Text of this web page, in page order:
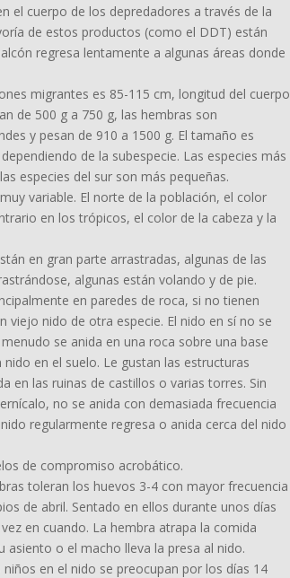
el cuerpo de los depredadores a través de la
de estos productos (como el DDT) están
regresa lentamente a algunas áreas donde
migrantes es 85-115 cm, longitud del cuerpo
de 500 g a 750 g, las hembras son
y pesan de 910 a 1500 g. El tamaño es
de la subespecie. Las especies más
especies del sur son más pequeñas.
variable. El norte de la población, el color
en los trópicos, el color de la cabeza y la
en gran parte arrastradas, algunas de las
algunas están volando y de pie.
en paredes de roca, si no tienen
viejo nido de otra especie. El nido en sí no se
se anida en una roca sobre una base
nido en el suelo. Le gustan las estructuras
en las ruinas de castillos o varias torres. Sin
no se anida con demasiada frecuencia
regularmente regresa o anida cerca del nido
de compromiso acrobático.
toleran los huevos 3-4 con mayor frecuencia
de abril. Sentado en ellos durante unos días
en cuando. La hembra atrapa la comida
asiento o el macho lleva la presa al nido.
en el nido se preocupan por los días 14